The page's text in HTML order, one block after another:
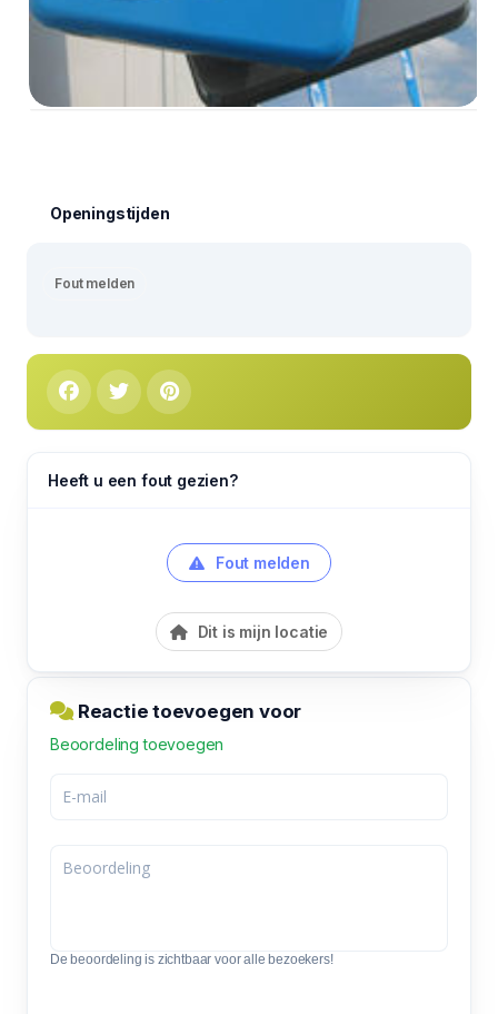
Openingstijden
Fout melden
Heeft u een fout gezien?
Fout melden
Dit is mijn locatie
Reactie toevoegen voor
Beoordeling toevoegen
De beoordeling is zichtbaar voor alle bezoekers!